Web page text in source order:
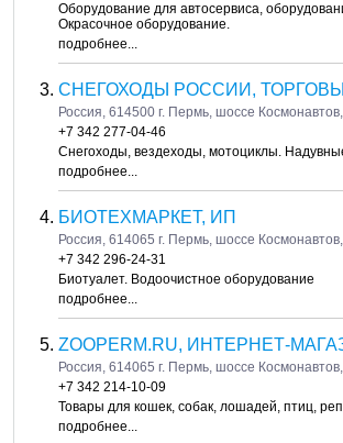
Оборудование для автосервиса,
Окрасочное оборудование.
подробнее...
СНЕГОХОДЫ РОССИИ,
Россия, 614500 г. Пермь, шоссе
+7 342 277-04-46
Снегоходы, вездеходы, мотоциклы.
подробнее...
БИОТЕХМАРКЕТ, ИП
Россия, 614065 г. Пермь, шоссе
+7 342 296-24-31
Биотуалет. Водоочистное оборудование
подробнее...
ZOOPERM.RU, ИНТЕРНЕТ-
Россия, 614065 г. Пермь, шоссе
+7 342 214-10-09
Товары для кошек, собак, лошадей, птиц,
подробнее...